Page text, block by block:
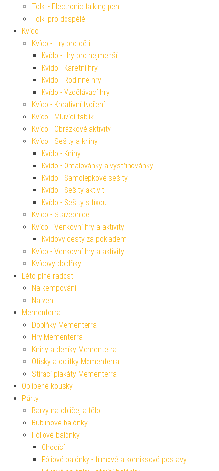
Tolki - Electronic talking pen
Tolki pro dospělé
Kvído
Kvído - Hry pro děti
Kvído - Hry pro nejmenší
Kvído - Karetní hry
Kvído - Rodinné hry
Kvído - Vzdělávací hry
Kvído - Kreativní tvoření
Kvído - Mluvící tablík
Kvído - Obrázkové aktivity
Kvído - Sešity a knihy
Kvído - Knihy
Kvído - Omalovánky a vystřihovánky
Kvído - Samolepkové sešity
Kvído - Sešity aktivit
Kvído - Sešity s fixou
Kvído - Stavebnice
Kvído - Venkovní hry a aktivity
Kvídovy cesty za pokladem
Kvído - Venkovní hry a aktivity
Kvídovy doplňky
Léto plné radosti
Na kempování
Na ven
Mementerra
Doplňky Mementerra
Hry Mementerra
Knihy a deníky Mementerra
Otisky a odlitky Mementerra
Stírací plakáty Mementerra
Oblíbené kousky
Párty
Barvy na obličej a tělo
Bublinové balónky
Fóliové balónky
Chodící
Fóliové balónky - filmové a komiksové postavy